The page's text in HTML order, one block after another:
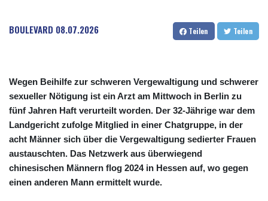
BOULEVARD 08.07.2026 Teilen Teilen
Wegen Beihilfe zur schweren Vergewaltigung und schwerer
sexueller Nötigung ist ein Arzt am Mittwoch in Berlin zu
fünf Jahren Haft verurteilt worden. Der 32-Jährige war dem
Landgericht zufolge Mitglied in einer Chatgruppe, in der
acht Männer sich über die Vergewaltigung sedierter Frauen
austauschten. Das Netzwerk aus überwiegend
chinesischen Männern flog 2024 in Hessen auf, wo gegen
einen anderen Mann ermittelt wurde.